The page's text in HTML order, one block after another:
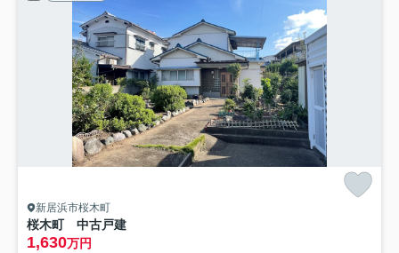
新居浜市桜木町
桜木町 中古戸建
1,630万円